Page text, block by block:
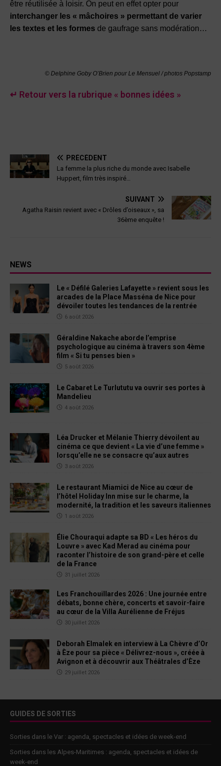
être réutilisée à loisir. On peut en effet opter pour
interchanger les « mâchoires » permettant de varier
les textes et les formes de gaufrage sans modération…
© Delphine Goby O’Brien pour Le Mensuel / photos Popstamp
↵ Retour vers la rubrique « bonnes idées »
PRÉCÉDENT
La femme la plus riche du monde avec Isabelle
Huppert, film très inspiré…
SUIVANT
Agatha Raisin revient avec « Drôles d’oiseaux », sa
36ème enquête !
NEWS
Le « Défilé Galeries Lafayette » revient sous les
arcades de la Place Masséna de Nice pour
dévoiler toutes les tendances de la rentrée
6 août 2026
Géraldine Nakache aborde l’emprise
psychologique au cinéma à travers son 4ème
film « Si tu penses bien »
5 août 2026
Le Cabaret Le Turlututu va ouvrir ses portes à
Mandelieu
4 août 2026
Léa Drucker et Mélanie Thierry dévoilent au
cinéma ce que devient « La vie d’une femme »
lorsqu’elle ne se consacre qu’aux autres
3 août 2026
Le restaurant Miamici de Nice au cœur de
l’hôtel Holiday Inn mise sur le charme, la
modernité, la tradition et les saveurs italiennes
1 août 2026
Élie Chouraqui adapte sa BD « Les héros du
Louvre » avec Kad Merad au cinéma pour
raconter l’histoire de son grand-père et celle
de la France
31 juillet 2026
Les Franchouillardes 2026 : Une journée entre
débats, bonne chère, concerts et savoir-faire
au cœur de la Villa Aurélienne de Fréjus
30 juillet 2026
Deborah Elmalek en interview à La Chèvre d’Or
à Èze pour sa pièce « Délivrez-nous », créée à
Avignon et à découvrir aux Théâtrales d’Èze
29 juillet 2026
GUIDES DE SORTIES
Sorties dans le Var : agenda, spectacles et idées de week-end
Sorties dans les Alpes-Maritimes : agenda, spectacles et idées de
week-end